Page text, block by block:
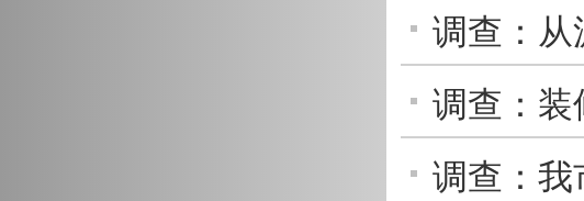
网深陷堵
调查：
全底线？
调查：
出全链条
调查：我